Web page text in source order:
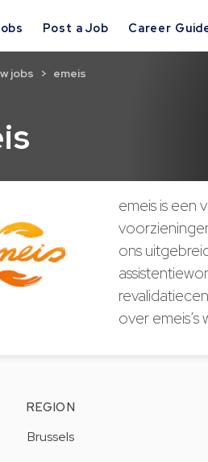
Post a Job Career
jobs emeis
emeis is een
ons
over
REGION
Brussels